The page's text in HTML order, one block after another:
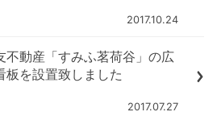
2017.10.24
不動産「すみふ茗荷谷」の広
板を設置致しました
2017.07.27